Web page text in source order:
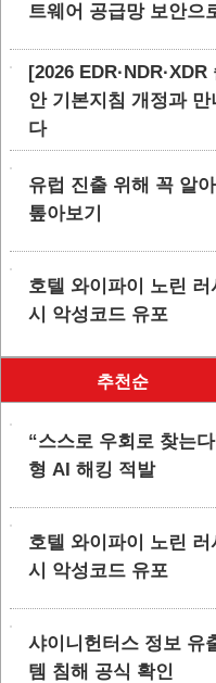
트웨어 공급망 보안으
[2026
안 기본지침 개정과
다
유럽 진출 위해 꼭 알
톺아보기
호텔 와이파이 노린
시 악성코드 유포
추천순
“스스로 우회로 찾는
형 AI 해킹 적발
호텔 와이파이 노린
시 악성코드 유포
샤이니헌터스 정보 유
템 침해 공식 확인